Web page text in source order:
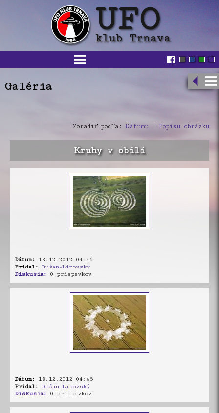
Galéria
Zoradiť podľa: Dátumu | Popisu obrázku
Kruhy v obilí
Dátum: 18.12.2012 04:46
Pridal: Dušan-Lipovský
Diskusia: 0 príspevkov
Dátum: 18.12.2012 04:45
Pridal: Dušan-Lipovský
Diskusia: 0 príspevkov